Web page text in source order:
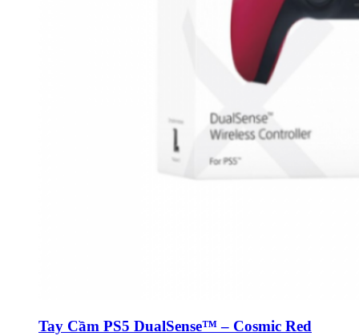
Tay Cầm PS5 DualSense™ – Cosmic Red